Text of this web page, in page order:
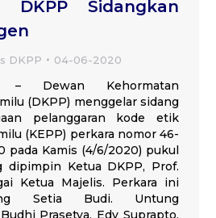
DKPP Sidangkan
DKPP 04-06-2020
– Dewan Kehormatan
(DKPP) menggelar sidang
pelanggaran kode etik
(KEPP) perkara nomor 46-
pada Kamis (4/6/2020) pukul
dipimpin Ketua DKPP, Prof.
Ketua Majelis. Perkara ini
Setia Budi. Untung
Prasetya, Edy Suprapto,